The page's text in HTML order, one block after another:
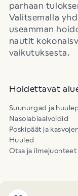
parhaan
Valitsemalla
useamman
nautit
vaikutuksesta.
Hoidettavat
Suunurgad ja
Nasolabiaalvoldid
Poskipäät ja
Huuled
Otsa ja ilmejuonteet